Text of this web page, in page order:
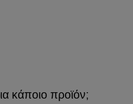
κάποιο προϊόν;